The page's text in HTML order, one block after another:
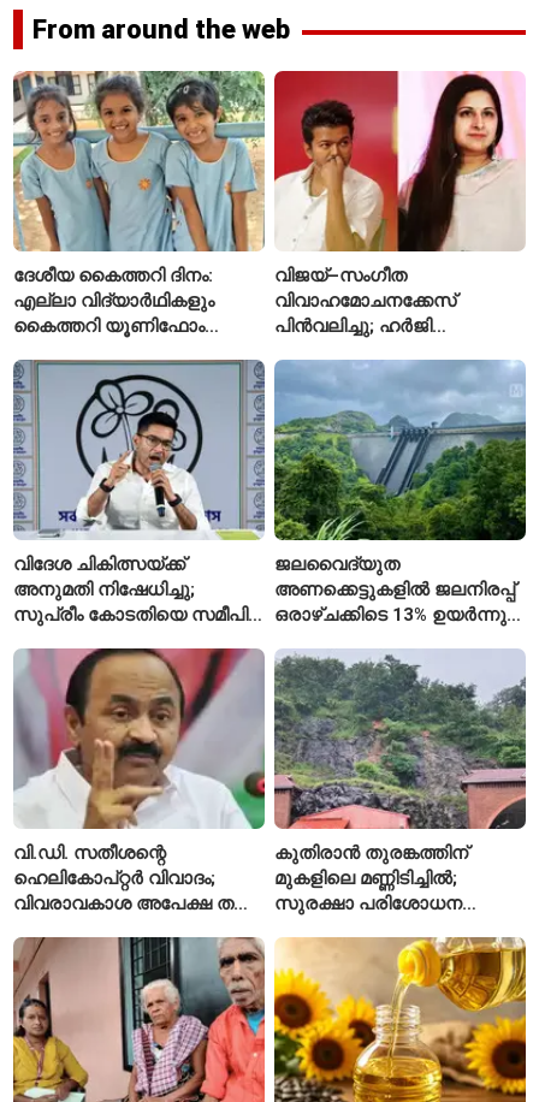
From around the web
ദേശീയ കൈത്തറി ദിനം:
എല്ലാ വിദ്യാർഥികളും
കൈത്തറി യൂണിഫോം
സ്കൂൾ വേറിട്ട മാതൃക
വിജയ്–സംഗീത
വിവാഹമോചനക്കേസ്
പിൻവലിച്ചു; ഹർജി
അവസാനിപ്പിച്ച് കോടതി
വിദേശ ചികിത്സയ്ക്ക്
അനുമതി നിഷേധിച്ചു;
സുപ്രീം കോടതിയെ സമീപിച്ച്
ജലവൈദ്യുത
അണക്കെട്ടുകളിൽ ജലനിരപ്പ്
ഒരാഴ്ചക്കിടെ 13% ഉയർന്നു;
ഇപ്പോഴും കുറവ്
വി.ഡി. സതീശന്റെ
ഹെലികോപ്റ്റർ വിവാദം;
വിവരാവകാശ അപേക്ഷ തള്ളി
കുതിരാൻ തുരങ്കത്തിന്
മുകളിലെ മണ്ണിടിച്ചിൽ;
സുരക്ഷാ പരിശോധന